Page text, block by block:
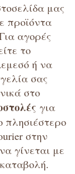
μας
προϊόντα
αγορές
το
ή να
σας
στο
για
πλησιέστερο
στην
γίνεται με